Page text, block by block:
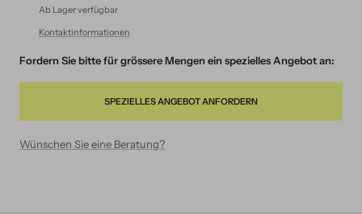
Ab Lager verfügbar
Kontaktinformationen
Fordern Sie bitte für grössere Mengen ein spezielles Angebot an:
SPEZIELLES ANGEBOT ANFORDERN
Wünschen Sie eine Beratung?